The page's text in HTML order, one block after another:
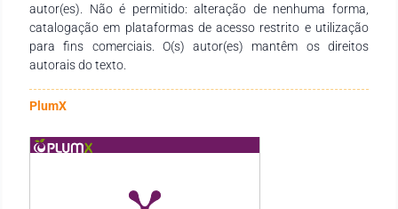
autor(es). Não é permitido: alteração de nenhuma forma,
catalogação em plataformas de acesso restrito e utilização
para fins comerciais. O(s) autor(es) mantêm os direitos
autorais do texto.
PlumX